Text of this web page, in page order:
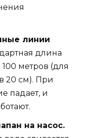
линии
длина
метров (для
20 см). При
падает, и
на насос.